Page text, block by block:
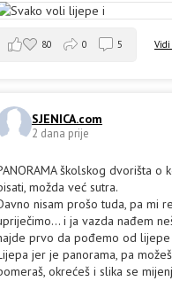
Vidi
80 0 5
SJENICA.com
2 dana prije
školskog dvorišta o
možda već sutra.
nisam prošo tuda, pa mi
i ja vazda nađem
prvo da pođemo od lijepe
jer je panorama, pa
okrećeš i slika se